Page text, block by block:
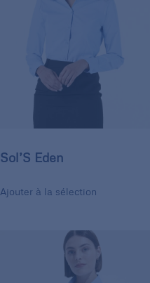
Sol’S Eden
Ajouter à la sélection